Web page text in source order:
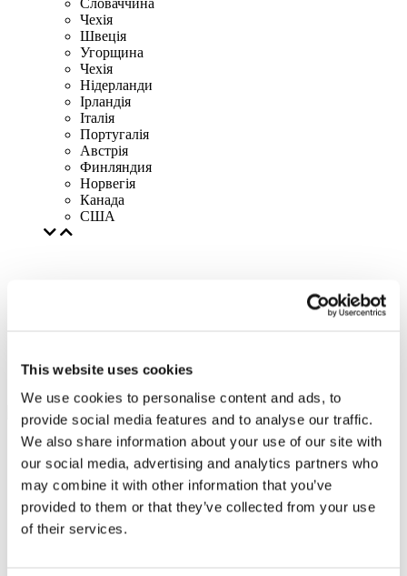
This website uses cookies
We use cookies to personalise content and ads, to
provide social media features and to analyse our traffic.
We also share information about your use of our site with
our social media, advertising and analytics partners who
may combine it with other information that you’ve
provided to them or that they’ve collected from your use
of their services.
Словаччина
Чехія
Швецiя
Угорщина
Чехія
Нідерланди
Iрландія
Iталiя
Португалія
Австрія
Финляндия
Норвегія
Канада
США